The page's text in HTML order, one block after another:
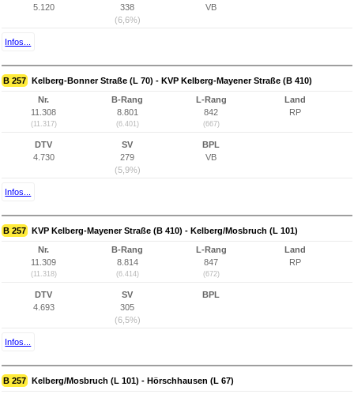
5.120
338
(6,6%)
VB
Infos...
B 257 Kelberg-Bonner Straße (L 70) - KVP Kelberg-Mayener Straße (B 410)
Nr.
11.308
(11.317)
B-Rang
8.801
(6.401)
L-Rang
842
(667)
Land
RP
DTV
4.730
SV
279
(5,9%)
BPL
VB
Infos...
B 257 KVP Kelberg-Mayener Straße (B 410) - Kelberg/Mosbruch (L 101)
Nr.
11.309
(11.318)
B-Rang
8.814
(6.414)
L-Rang
847
(672)
Land
RP
DTV
4.693
SV
305
(6,5%)
BPL
Infos...
B 257 Kelberg/Mosbruch (L 101) - Hörschhausen (L 67)